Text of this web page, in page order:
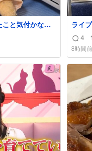
と気付かなか
感じ取れるから
しい。 急いで
娘に自分も謝
ビンタされてし
けど、地味に
きついてた。
ライ
る。
返
信
数
4
8時間前